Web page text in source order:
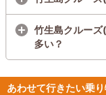
竹生島クルー
多い？
あわせて行きたい乗